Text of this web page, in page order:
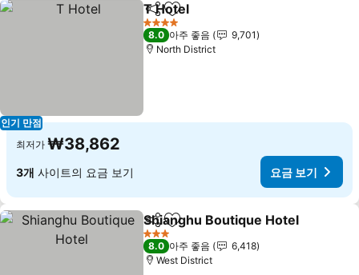
인기 만점
공유 즐겨찾기에 추가
T Hotel
4 성급
8.0 아주 좋음
9,701
North District
최저가 ₩38,862
3개 사이트의 요금 보기 요금 보기
공유 즐겨찾기에 추가
Shianghu Boutique Hotel
3 성급
8.0 아주 좋음
6,418
West District